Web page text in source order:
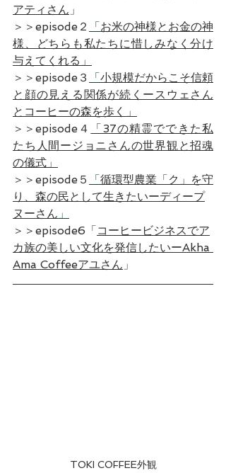
アティさん 」
＞＞episode２
「お米の神様とお金の神
様、どちらも私たちに惜しみなく分け
与えてくれる」
＞＞episode３
「小規模だからこそ信頼
と顔の見える関係が続くースウェさん
とコーヒーの森を歩く」
＞＞episode４
「37の精霊でできた私
たち人間ージョニさんの世界観と招魂
の儀式」
＞＞episode５
「循環型農業「ク」を守
り、森の民として生きたいーディープ
ヌーさん 」
＞＞episode6「コーヒービジネスでア
カ族の美しい文化を発信したいーAkha
Ama Coffeeアユさん 」
TOKI COFFEE外観